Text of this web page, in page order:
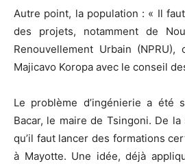
Autre point, la population : « Il
des projets, notamment de
Renouvellement Urbain (NPRU),
Majicavo Koropa avec le conseil
Le problème d’ingénierie a été
Bacar, le maire de Tsingoni. De
qu’il faut lancer des formations
à Mayotte. Une idée, déjà